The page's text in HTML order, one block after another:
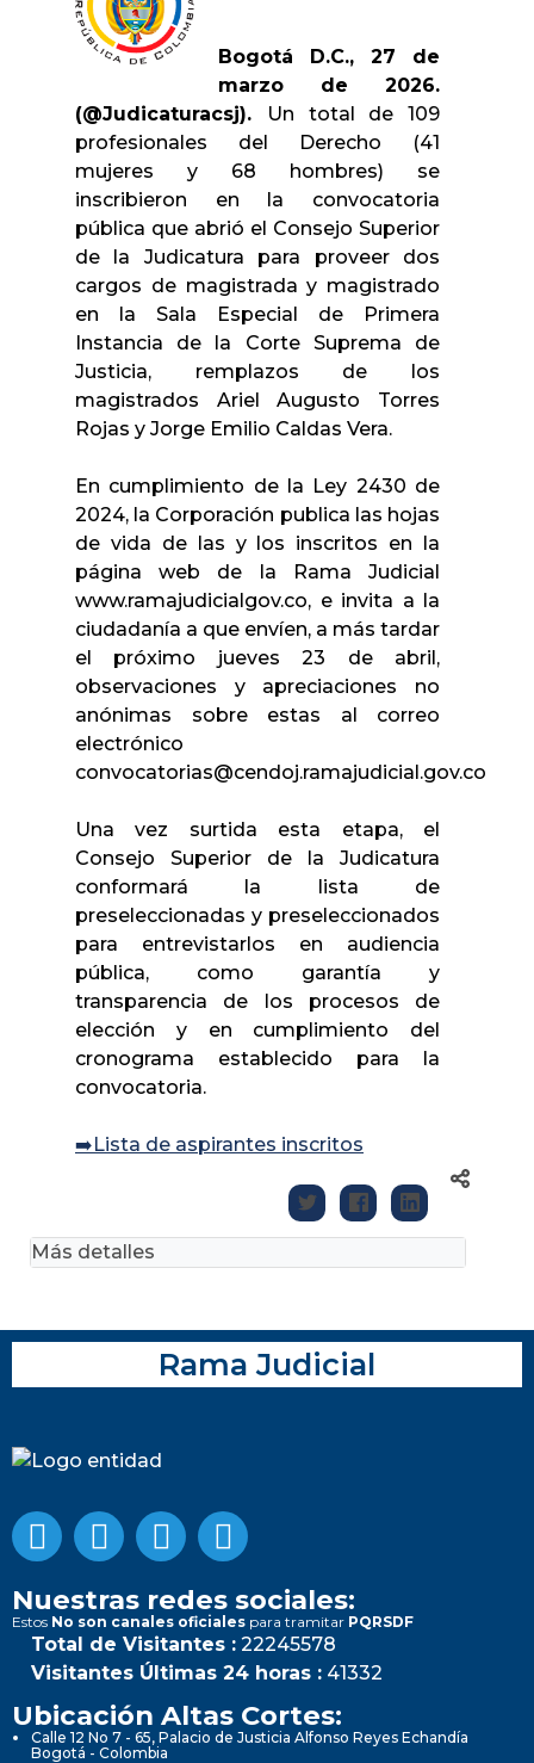
Bogotá D.C., 27 de
marzo de 2026.
(@Judicaturacsj).
Un total de 109
profesionales del Derecho (41
mujeres y 68 hombres) se
inscribieron en la convocatoria
pública que abrió el Consejo Superior
de la Judicatura para proveer dos
cargos de magistrada y magistrado
en la Sala Especial de Primera
Instancia de la Corte Suprema de
Justicia, remplazos de los
magistrados Ariel Augusto Torres
Rojas y Jorge Emilio Caldas Vera.
En cumplimiento de la Ley 2430 de
2024, la Corporación publica las hojas
de vida de las y los inscritos en la
página web de la Rama Judicial
www.ramajudicialgov.co, e invita a la
ciudadanía a que envíen, a más tardar
el próximo jueves 23 de abril,
observaciones y apreciaciones no
anónimas sobre estas al correo
electrónico
convocatorias@cendoj.ramajudicial.gov.co
Una vez surtida esta etapa, el
Consejo Superior de la Judicatura
conformará la lista de
preseleccionadas y preseleccionados
para entrevistarlos en audiencia
pública, como garantía y
transparencia de los procesos de
elección y en cumplimiento del
cronograma establecido para la
convocatoria.
➡️Lista de aspirantes inscritos
Más detalles
Rama Judicial
Nuestras redes sociales:
Estos No son canales oficiales para tramitar PQRSDF
Total de Visitantes : 22245578
Visitantes Últimas 24 horas : 41332
Ubicación Altas Cortes:
Calle 12 No 7 - 65, Palacio de Justicia Alfonso Reyes Echandía
Bogotá - Colombia